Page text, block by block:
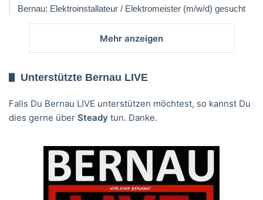
Bernau: Elektroinstallateur / Elektromeister (m/w/d) gesucht
Mehr anzeigen
Unterstützte Bernau LIVE
Falls Du Bernau LIVE unterstützen möchtest, so kannst Du
dies gerne über Steady tun. Danke.